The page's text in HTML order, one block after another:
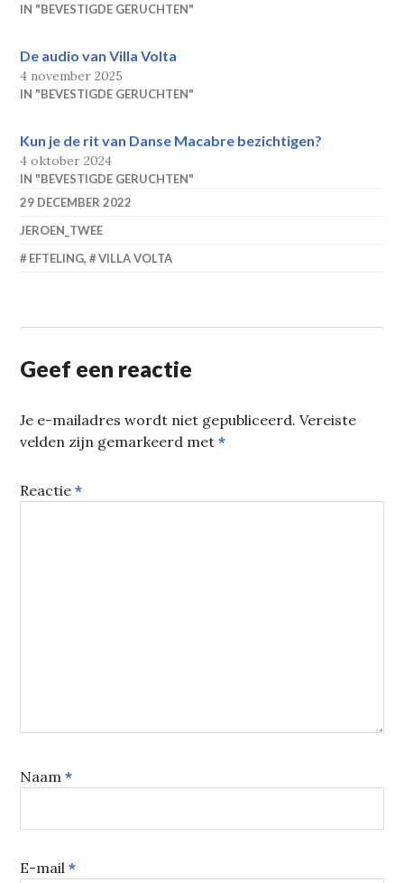
IN "BEVESTIGDE GERUCHTEN"
De audio van Villa Volta
4 november 2025
IN "BEVESTIGDE GERUCHTEN"
Kun je de rit van Danse Macabre bezichtigen?
4 oktober 2024
IN "BEVESTIGDE GERUCHTEN"
29 DECEMBER 2022
JEROEN_TWEE
EFTELING, VILLA VOLTA
Geef een reactie
Je e-mailadres wordt niet gepubliceerd. Vereiste
velden zijn gemarkeerd met*
Reactie*
Naam*
E-mail*